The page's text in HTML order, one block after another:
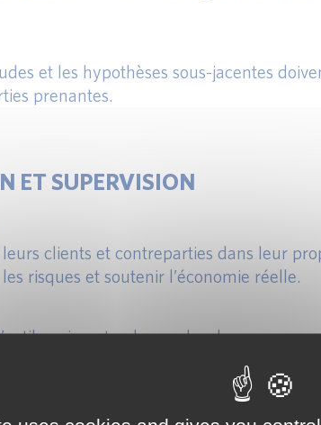
et les hypothèses sous-jacentes
prenantes.
ET SUPERVISION
clients et contreparties dans leur
risques et soutenir l’économie réelle.
puissants : demandes de mesures
du fit & proper des dirigeants.
la voie : sortie progressive des